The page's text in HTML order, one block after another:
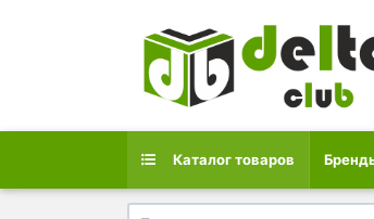
Каталог товаров